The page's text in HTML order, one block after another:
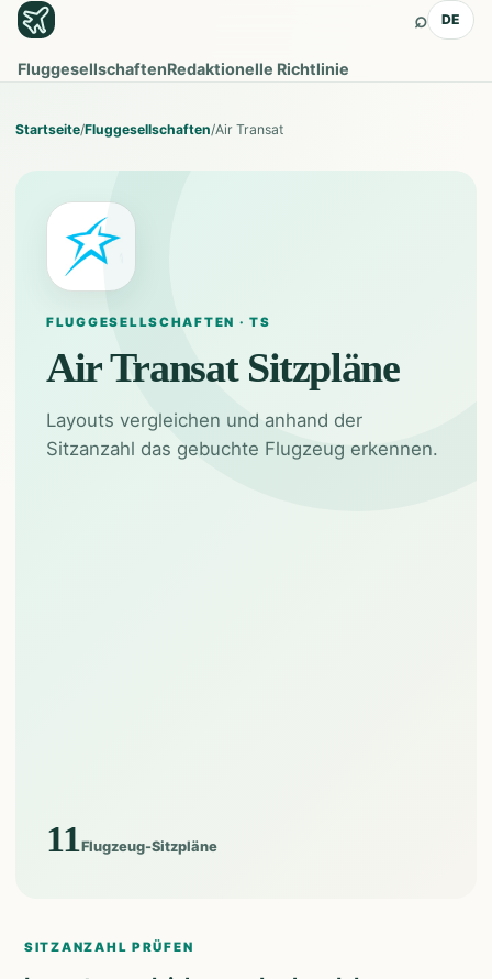
FluggesellschaftenRedaktionelle Richtlinie
⌕ DE
Startseite/Fluggesellschaften/Air Transat
FLUGGESELLSCHAFTEN · TS
Air Transat Sitzpläne
Layouts vergleichen und anhand der
Sitzanzahl das gebuchte Flugzeug erkennen.
11Flugzeug-Sitzpläne
SITZANZAHL PRÜFEN